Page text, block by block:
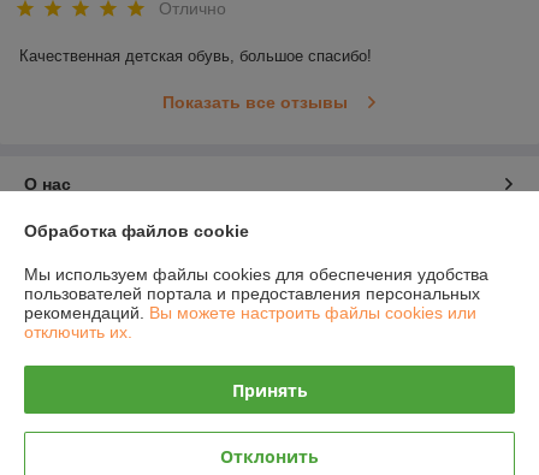
Отлично
Качественная детская обувь, большое спасибо!
Показать все отзывы
О нас
Контакты
Доставка и оплата
Полная версия сайта
Политика обработки cookies
Обработка файлов cookie
Мы используем файлы cookies для обеспечения удобства
пользователей портала и предоставления персональных
рекомендаций. Вы можете настроить файлы cookies или
отключить их.
Принять
Отклонить